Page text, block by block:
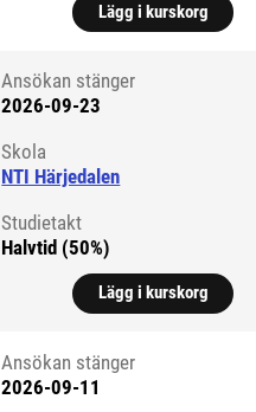
Lägg i kurskorg
Ansökan stänger
2026-09-23
Skola
NTI Härjedalen
Studietakt
Halvtid (50%)
Lägg i kurskorg
Ansökan stänger
2026-09-11